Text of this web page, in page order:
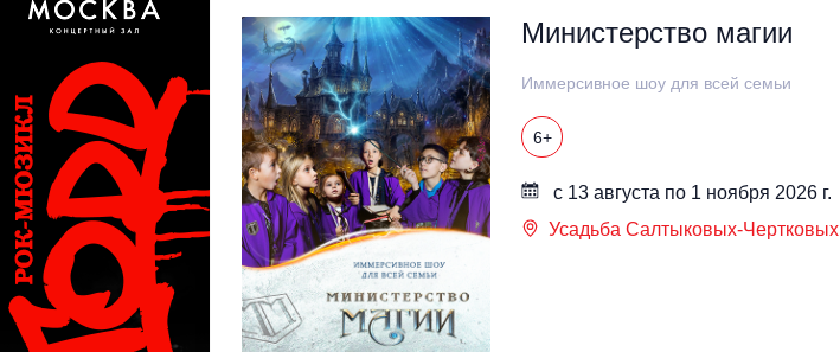
Министерство магии
Иммерсивное шоу для всей семьи
6+
с 13 августа по 1 ноября 2026 г.
Усадьба Салтыковых-Чертковых